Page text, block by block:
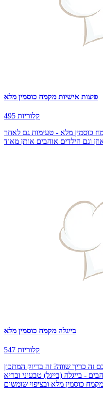
פיצות אישיות מקמח כוסמין מלא
495 קלוריות
כוסמין מלא - טעימות גם לאחר
וגם הילדים אוהבים אותן מאוד
בייגלה מקמח כוסמין מלא
547 קלוריות
כריך שווה? זה בדיוק המתכון
- בייגלה (בייגל) טבעוני ובריא
מקמח כוסמין מלא ובציפוי שומשום